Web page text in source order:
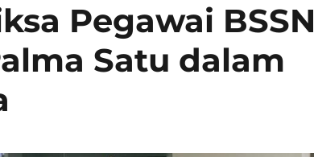
Pegawai BSSN
Satu dalam